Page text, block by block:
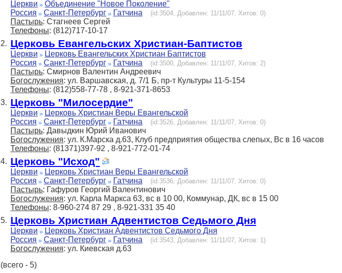
Церкви
Объединение "Новое Поколение"
Россия
Санкт-Петербург Гатчина (id:3504, Добавлен: 11/11/07, Хитов: 0)
Пастырь: Стагнеев Сергей
Телефоны: (812)717-10-17
2. Церковь Евангельских Христиан-Баптистов
Церкви
Церковь Евангельских Христиан Баптистов
Россия
Санкт-Петербург Гатчина (id:3500, Добавлен: 11/11/07, Хитов: 2)
Пастырь: Смирнов Валентин Андреевич
Богослужения: ул. Варшавская, д. 7/1 Б, пр-т Культуры 11-5-154
Телефоны: (812)558-77-78 , 8-921-371-8653
3. Церковь "Милосердие"
Церкви
Церковь Христиан Веры Евангельской
Россия
Санкт-Петербург Гатчина (id:3526, Добавлен: 11/11/07, Хитов: 0)
Пастырь: Давыдкин Юрий Иванович
Богослужения: ул. К.Марска д.63, Клуб предприятия общества слепых, Вс в 16 часов
Телефоны: (81371)397-92 , 8-921-772-01-74
4. Церковь "Исход"
Церкви
Церковь Христиан Веры Евангельской
Россия
Санкт-Петербург Гатчина (id:3536, Добавлен: 11/11/07, Хитов: 0)
Пастырь: Гафуров Георгий Валентинович
Богослужения: ул. Карла Маркса 63, вс в 10 00, Коммунар, ДК, вс в 15 00
Телефоны: 8-960-274 87 29 , 8-921-331 35 40
5. Церковь Христиан Адвентистов Седьмого Дня
Церкви
Церковь Христиан Адвентистов Седьмого Дня
Россия
Санкт-Петербург Гатчина (id:3543, Добавлен: 11/11/07, Хитов: 1)
Богослужения: ул. Киевская д.63
(всего - 5)